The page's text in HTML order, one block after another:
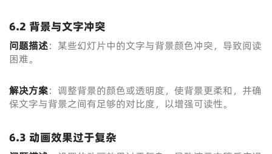
6.2 背景与文字冲突
问题描述：某些幻灯片中的文字与背景颜色冲突，导致阅读
困难。
解决方案：调整背景的颜色或透明度，使背景更柔和，并确
保文字与背景之间有足够的对比度，以增强可读性。
6.3 动画效果过于复杂